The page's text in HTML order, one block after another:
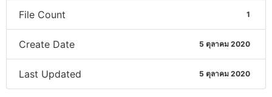
File Count 1
Create Date 5 ตุลาคม 2020
Last Updated 5 ตุลาคม 2020